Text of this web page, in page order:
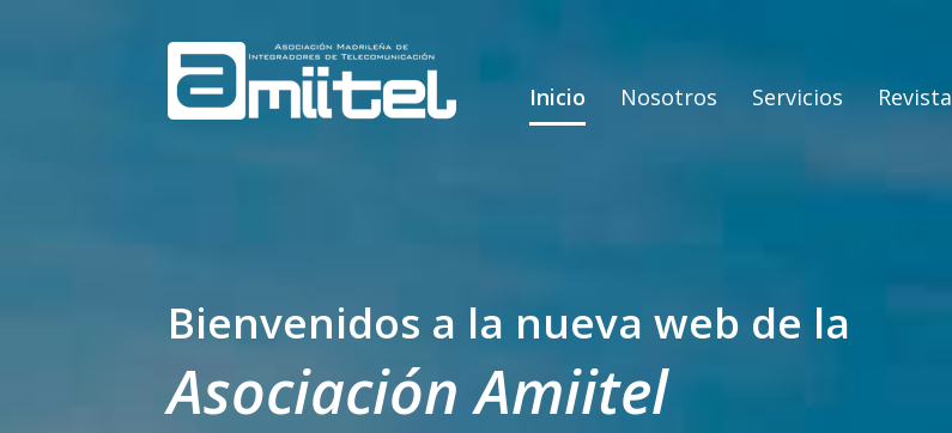
Inicio Nosotros Servicios Revista
Bienvenidos a la nueva web de la
Asociación Amiitel